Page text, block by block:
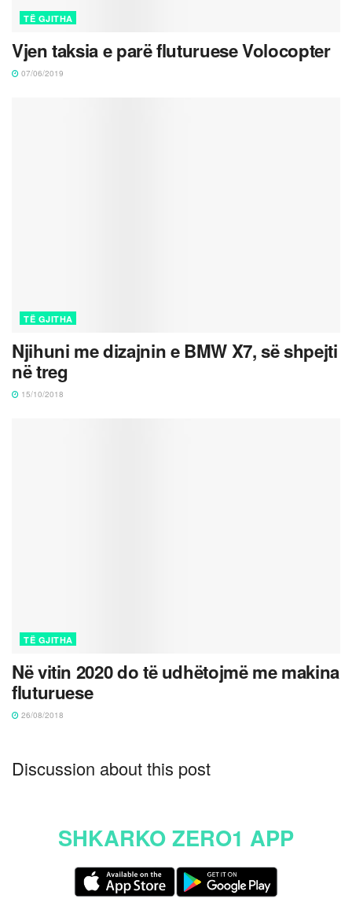
TË GJITHA
Vjen taksia e parë fluturuese Volocopter
07/06/2019
TË GJITHA
Njihuni me dizajnin e BMW X7, së shpejti
në treg
15/10/2018
TË GJITHA
Në vitin 2020 do të udhëtojmë me makina
fluturuese
26/08/2018
Discussion about this post
SHKARKO ZERO1 APP